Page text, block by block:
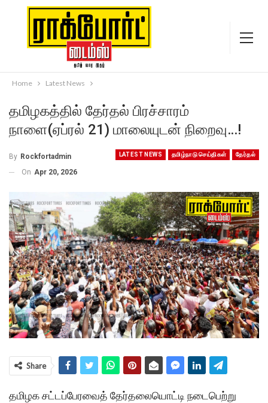
Home Latest News
தமிழகத்தில் தேர்தல் பிரச்சாரம்
நாளை(ஏப்ரல் 21) மாலையுடன் நிறைவு…!
LATEST NEWS தமிழ்நாடு செய்திகள் தேர்தல்
By Rockfortadmin
On Apr 20, 2026
Share
தமிழக சட்டப்பேரவைத் தேர்தலையொட்டி நடைபெற்று